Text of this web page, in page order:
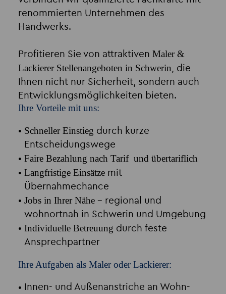
renommierten Unternehmen des
Handwerks.
Profitieren Sie von attraktiven Maler &
Lackierer Stellenangeboten in Schwerin , die
Ihnen nicht nur Sicherheit, sondern auch
Entwicklungsmöglichkeiten bieten.
Ihre Vorteile mit uns:
Schneller Einstieg durch kurze
Entscheidungswege
Faire Bezahlung nach Tarif und übertariflich
Langfristige Einsätzemit
Übernahmechance
Jobs in Ihrer Nähe– regional und
wohnortnah in Schwerin und Umgebung
Individuelle Betreuung durch feste
Ansprechpartner
Ihre Aufgaben als Maler oder Lackierer:
Innen- und Außenanstriche an Wohn-